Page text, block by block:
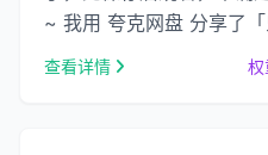
~ 我用 夸克网盘 分享了
篇 TC 1080p」，点击链
查看详情 权